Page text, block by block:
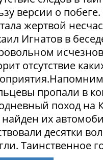
версии о
жертвой
Игнатов в
отсутствие
пропали в
поход на
их
десятки
Таинственное